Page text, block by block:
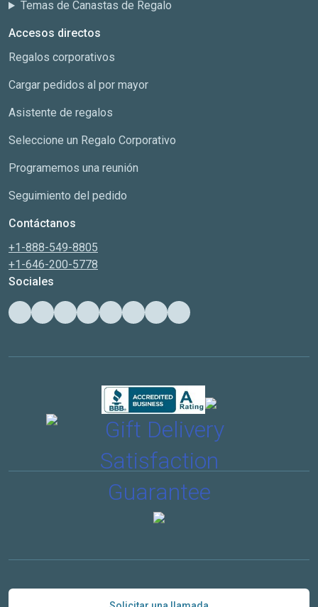
Temas de Canastas de Regalo
Accesos directos
Regalos corporativos
Cargar pedidos al por mayor
Asistente de regalos
Seleccione un Regalo Corporativo
Programemos una reunión
Seguimiento del pedido
Contáctanos
+1-888-549-8805
+1-646-200-5778
Sociales